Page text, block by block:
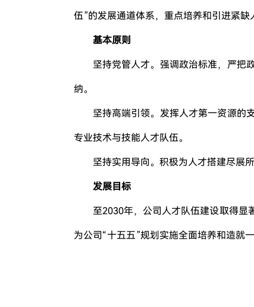
伍”的发展通道体系，重点培养和引进紧
基本原则
坚持党管人才。强调政治标准，严把
纳。
坚持高端引领。发挥人才第一资源的
专业技术与技能人才队伍。
坚持实用导向。积极为人才搭建尽展
发展目标
至2030年，公司人才队伍建设取得显
为公司“十五五”规划实施全面培养和造就